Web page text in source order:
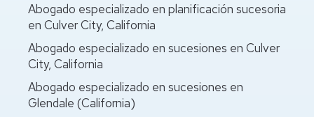
Abogado especializado en planificación sucesoria
en Culver City, California
Abogado especializado en sucesiones en Culver
City, California
Abogado especializado en sucesiones en
Glendale (California)